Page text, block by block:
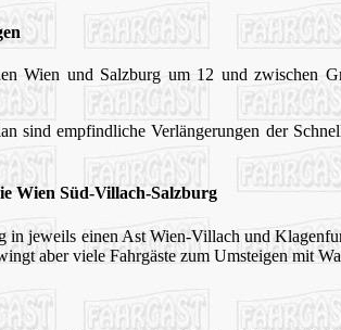
Wien und Salzburg um 12 und zwischen
sind empfindliche Verlängerungen der
Wien Süd-Villach-Salzburg
in jeweils einen Ast Wien-Villach und
aber viele Fahrgäste zum Umsteigen mit